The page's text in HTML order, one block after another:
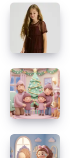
Reserved
tüdrukute
kleidid
kuidas
valida
tütrele
parim
mudel?
Family
look
jõuludeks:
elegants
mugavus
ühes
Kiired
ilurituaalid,